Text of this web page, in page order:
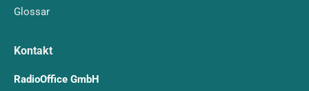
Glossar
Kontakt
RadioOffice GmbH